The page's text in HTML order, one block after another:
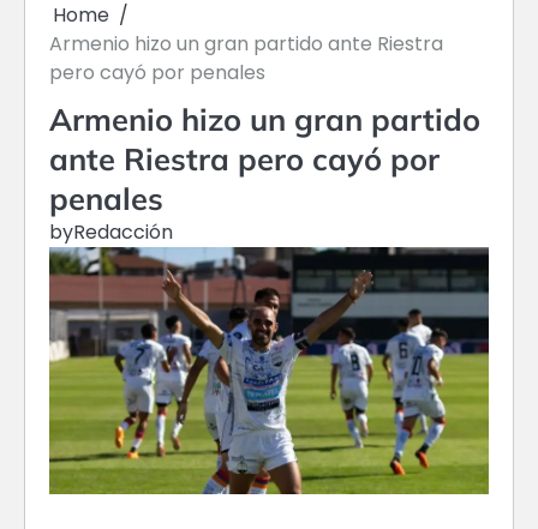
Home
Armenio hizo un gran partido ante Riestra
pero cayó por penales
Armenio hizo un gran partido
ante Riestra pero cayó por
penales
byRedacción